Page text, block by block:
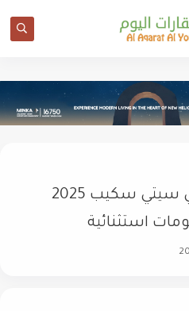
UC للتطوير تشارك في سيتي سكيب 2025
استثنائية